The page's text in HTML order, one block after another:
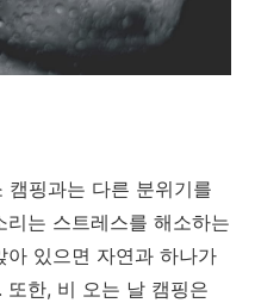
핑과는 다른 분위기를
는 스트레스를 해소하는
있으면 자연과 하나가
한, 비 오는 날 캠핑은